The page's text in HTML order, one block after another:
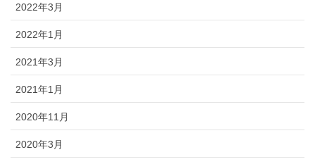
2022年3月
2022年1月
2021年3月
2021年1月
2020年11月
2020年3月